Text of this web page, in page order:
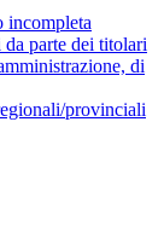
incompleta
parte dei titolari
di
provinciali